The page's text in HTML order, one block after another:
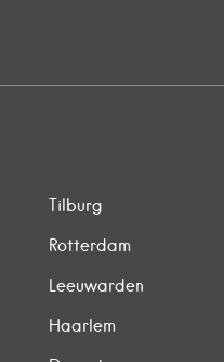
Tilburg
Rotterdam
Leeuwarden
Haarlem